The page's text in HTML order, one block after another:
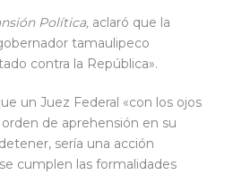
Política, aclaró que la
tamaulipeco
contra la República».
un Juez Federal «con los ojos
de aprehensión en su
sería una acción
cumplen las formalidades